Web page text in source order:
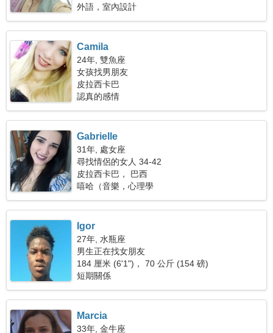
外語，室內設計
Camila
24年, 雙魚座
女孩找男朋友
皮拉西卡巴
認真的感情
Gabrielle
31年, 處女座
尋找情侶的女人 34-42
皮拉西卡巴， 巴西
嘻哈（音樂，心理學
Igor
27年, 水瓶座
男生正在找女朋友
184 厘米 (6'1")， 70 公斤 (154 磅)
短期關係
Marcia
33年, 金牛座